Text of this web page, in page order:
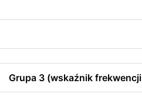
Grupa 3 (wskaźnik